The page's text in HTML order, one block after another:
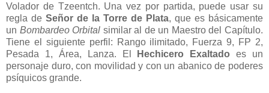
Volador de Tzeentch. Una vez por partida, puede usar su
regla de Señor de la Torre de Plata, que es básicamente
un Bombardeo Orbital similar al de un Maestro del Capítulo.
Tiene el siguiente perfil: Rango ilimitado, Fuerza 9, FP 2,
Pesada 1, Área, Lanza. El
Hechicero Exaltado es un
personaje duro, con movilidad y con un abanico de poderes
psíquicos grande.